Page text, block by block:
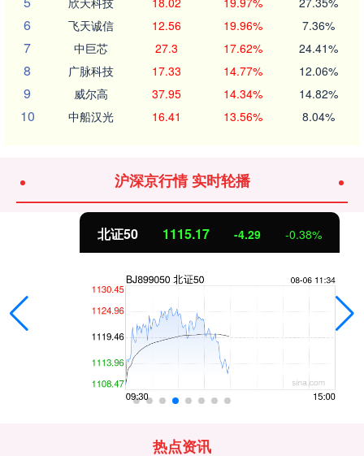
6 飞天诚信 12.56 19.96% 7.36%
7 中巨芯 27.3 17.62% 24.41%
8 广脉科技 17.33 14.77% 12.06%
9 威尔高 37.95 14.34% 14.82%
10 中船汉光 16.41 13.56% 8.04%
沪深京行情 实时轮播
北证50 1115.17 -4.29 -0.38%
热点资讯